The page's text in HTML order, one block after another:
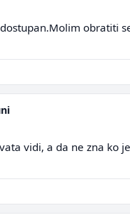
obratiti
vidi, a da ne zna ko